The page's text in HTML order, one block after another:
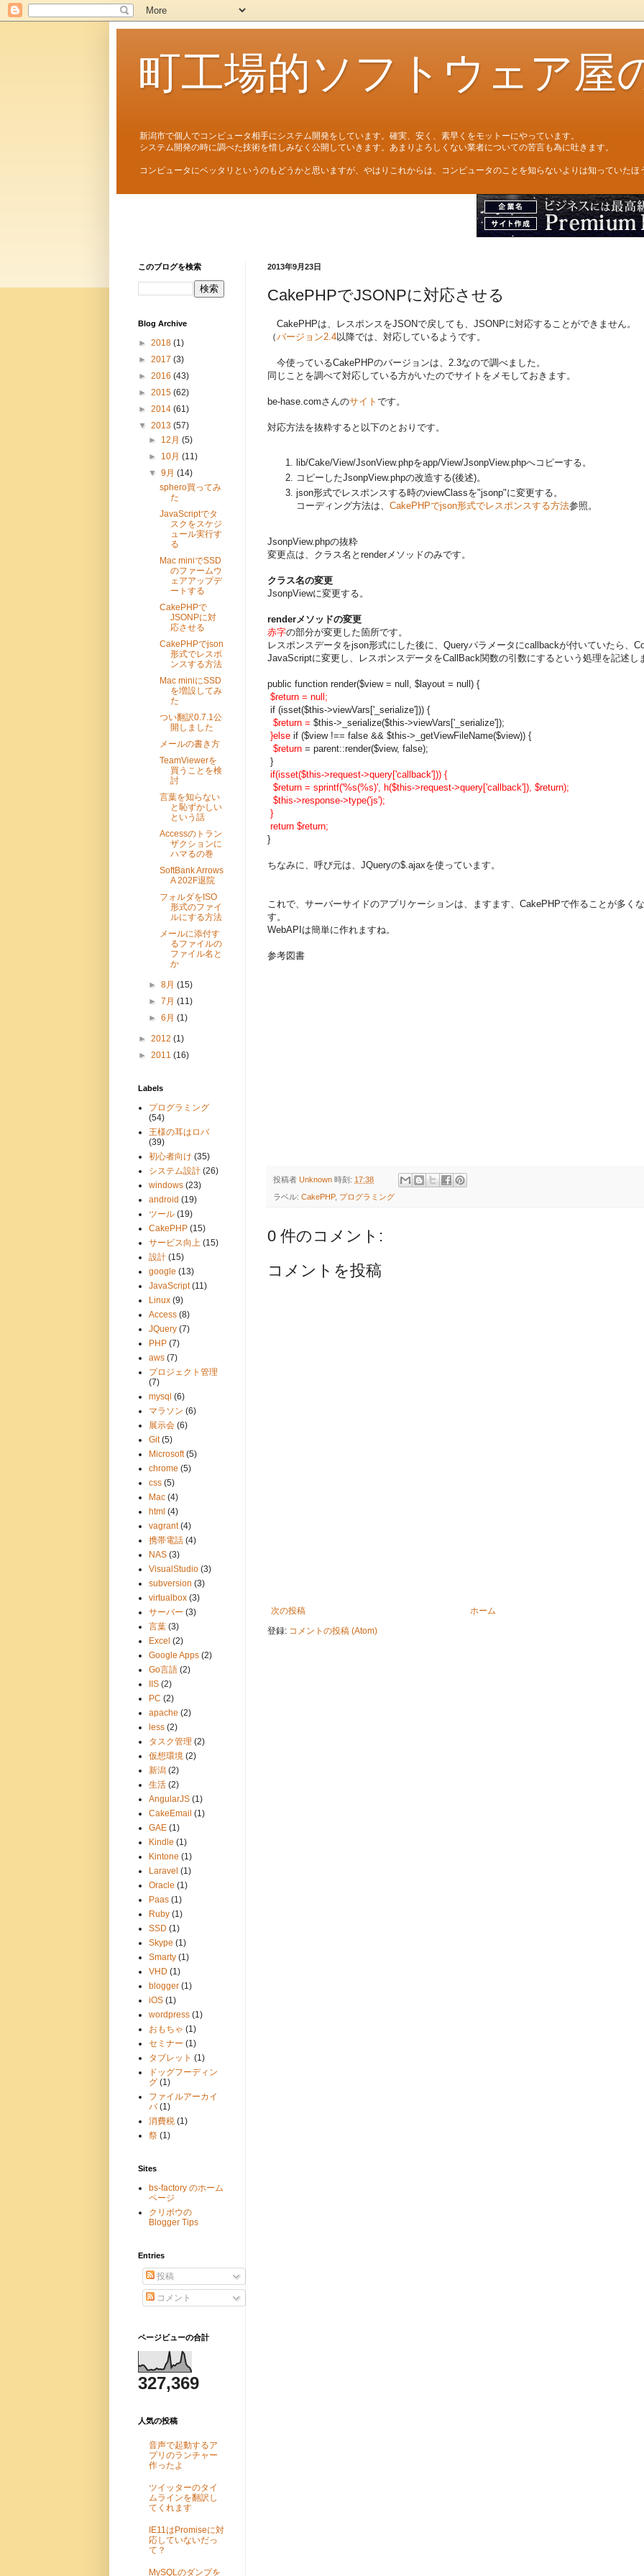
町工場的ソフトウェア屋
新潟市で個人でコンピュータ相手にシステム開発をしています。確実、安く、素早くをモットーにやっています。
システム開発の時に調べた技術を惜しみなく公開していきます。あまりよろしくない業者についての苦言も為に吐きます。
コンピュータにベッタリというのもどうかと思いますが、やはりこれからは、コンピュータのことを知らないよりは知っていたほ
2013年9月23日
CakePHPでJSONPに対応させる
CakePHPは、レスポンスをJSONで戻しても、JSONPに対応することができません。
（バージョン2.4以降では、対応しているようです。
今使っているCakePHPのバージョンは、2.3なので調べました。
同じことを調べて対応している方がいたのでサイトをメモしておきます。
be-hase.comさんのサイト です。
対応方法を抜粋すると以下のとおりです。
lib/Cake/View/JsonView.phpをapp/View/JsonpView.phpへコピーする。
コピーしたJsonpView.phpの改造する(後述)。
json形式でレスポンスする時のviewClassを"jsonp"に変更する。
コーディング方法は、 CakePHPでjson形式でレスポンスする方法参照。
JsonpView.phpの抜粋
変更点は、クラス名とrenderメソッドのみです。
クラス名の変更
JsonpViewに変更する。
renderメソッドの変更
赤字の部分が変更した箇所です。
レスポンスデータをjson形式にした後に、Queryパラメータにcallbackが付いていたら、
JavaScriptに変更し、レスポンスデータをCallBack関数の引数にするという処理を記述し
public function render($view = null, $layout = null) {
$return = null;
if (isset($this->viewVars['_serialize'])) {
$return = $this->_serialize($this->viewVars['_serialize']);
}else if ($view !== false && $this->_getViewFileName($view)) {
$return = parent::render($view, false);
}
if(isset($this->request->query['callback'])) {
$return = sprintf('%s(%s)', h($this->request->query['callback']), $return);
$this->response->type('js');
}
return $return;
}
ちなみに、呼び元は、JQueryの$.ajaxを使っています。
これで、サーバーサイドのアプリケーションは、ますます、CakePHPで作ることが多く
す。
WebAPIは簡単に作れますね。
参考図書
投稿者 Unknown 時刻: 17:38
ラベル: CakePHP, プログラミング
0 件のコメント:
コメントを投稿
次の投稿
ホーム
登録: コメントの投稿 (Atom)
このブログを検索
Blog Archive
► 2018 (1)
► 2017 (3)
► 2016 (43)
► 2015 (62)
► 2014 (61)
▼ 2013 (57)
► 12月(5)
► 10月(11)
▼9月(14)
sphero買ってみ
た
JavaScriptでタ
スクをスケジ
ュール実行す
る
Mac miniでSSD
のファームウ
ェアアップデ
ートする
CakePHPで
JSONPに対
応させる
CakePHPでjson
形式でレスポ
ンスする方法
Mac miniにSSD
を増設してみ
た
つい翻訳0.7.1公
開しました
メールの書き方
TeamViewerを
買うことを検
討
言葉を知らない
と恥ずかしい
という話
Accessのトラン
ザクションに
ハマるの巻
SoftBank Arrows
A 202F退院
フォルダをISO
形式のファイ
ルにする方法
メールに添付す
るファイルの
ファイル名と
か
►8月(15)
►7月(11)
►6月(1)
► 2012 (1)
► 2011 (16)
Labels
プログラミング
(54)
王様の耳はロバ
(39)
初心者向け (35)
システム設計 (26)
windows (23)
android (19)
ツール (19)
CakePHP (15)
サービス向上 (15)
設計 (15)
google (13)
JavaScript (11)
Linux (9)
Access (8)
JQuery (7)
PHP (7)
aws (7)
プロジェクト管理
(7)
mysql (6)
マラソン (6)
展示会 (6)
Git (5)
Microsoft (5)
chrome (5)
css (5)
Mac (4)
html (4)
vagrant (4)
携帯電話 (4)
NAS (3)
VisualStudio (3)
subversion (3)
virtualbox (3)
サーバー (3)
言葉 (3)
Excel (2)
Google Apps (2)
Go言語 (2)
IIS (2)
PC (2)
apache (2)
less (2)
タスク管理 (2)
仮想環境 (2)
新潟 (2)
生活 (2)
AngularJS (1)
CakeEmail (1)
GAE (1)
Kindle (1)
Kintone (1)
Laravel (1)
Oracle (1)
Paas (1)
Ruby (1)
SSD (1)
Skype (1)
Smarty (1)
VHD (1)
blogger (1)
iOS (1)
wordpress (1)
おもちゃ (1)
セミナー (1)
タブレット (1)
ドッグフーディン
グ (1)
ファイルアーカイ
バ (1)
消費税 (1)
祭 (1)
Sites
bs-factory のホーム
ページ
クリボウの
Blogger Tips
Entries
投稿
コメント
ページビューの合計
327,369
人気の投稿
音声で起動するア
プリのランチャー
作ったよ
ツイッターのタイ
ムラインを翻訳し
てくれます
IE11はPromiseに対
応していないだっ
て？
MySQLのダンプを